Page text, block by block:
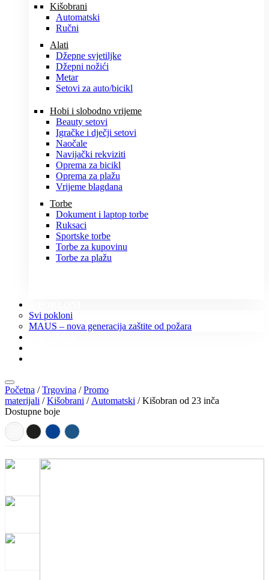
Kišobrani
Automatski
Ručni
Alati
Džepne svjetiljke
Džepni nožići
Metar
Setovi za auto/bicikl
Hobi i slobodno vrijeme
Beauty setovi
Igračke i dječji setovi
Naočale
Navijački rekviziti
Oprema za bicikl
Oprema za plažu
Vrijeme blagdana
Torbe
Dokument i laptop torbe
Ruksaci
Sportske torbe
Torbe za kupovinu
Torbe za plažu
Svi pokloni
MAUS – nova generacija zaštite od požara
Početna /Trgovina /Promo
materijali /Kišobrani / Automatski / Kišobran od 23 inča
Dostupne boje